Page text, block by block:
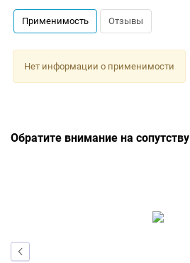
Применимость Отзывы
Нет информации о применимости
Обратите внимание на